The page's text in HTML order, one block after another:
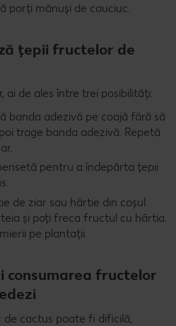
porți mănuși de cauciuc.
țepii fructelor de
ai de ales între trei posibilități:
banda adezivă pe coajă fără să
trage banda adezivă. Repetă
pentru a îndepărta țepii
de ziar sau hârtie din coșul
și poți freca fructul cu hârtia.
pe plantații.
consumarea fructelor
cactus poate fi dificilă,